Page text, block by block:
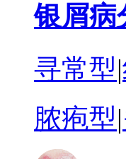
银屑病
寻常型|
脓疱型|